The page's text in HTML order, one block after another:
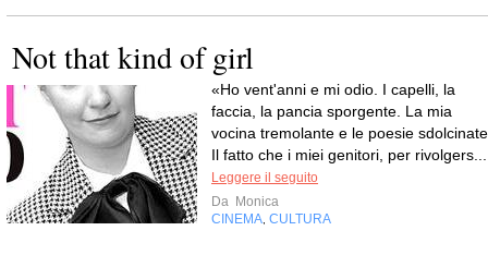
Not that kind of girl
«Ho vent'anni e mi odio. I capelli, la
faccia, la pancia sporgente. La mia
vocina tremolante e le poesie
Il fatto che i miei genitori, per rivolgers...
Leggere il seguito
Da Monica
CINEMA CULTURA